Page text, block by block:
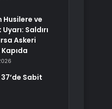
Husilere ve
Saldırı
Askeri
Sabit